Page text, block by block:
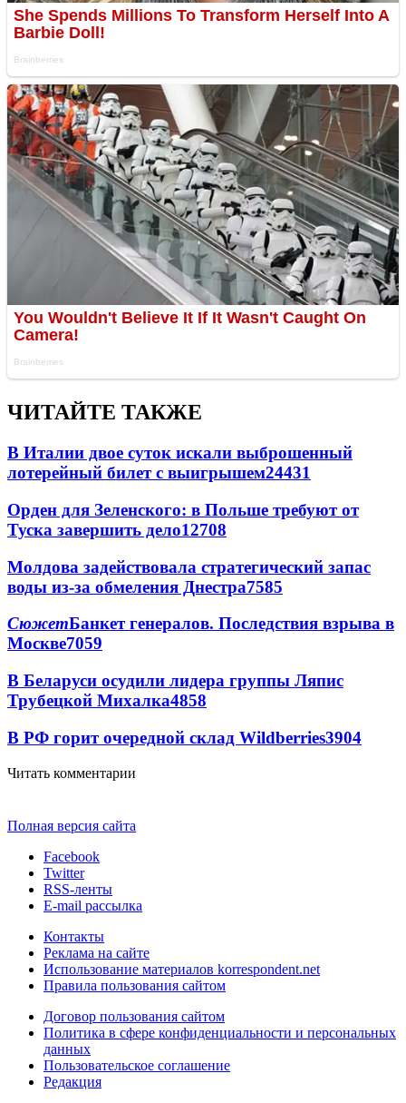
ЧИТАЙТЕ ТАКЖЕ
В Италии двое суток искали выброшенный
лотерейный билет с выигрышем24431
Орден для Зеленского: в Польше требуют от
Туска завершить дело12708
Молдова задействовала стратегический запас
воды из-за обмеления Днестра7585
СюжетБанкет генералов. Последствия взрыва в
Москве7059
В Беларуси осудили лидера группы Ляпис
Трубецкой Михалка4858
В РФ горит очередной склад Wildberries3904
Читать комментарии
Полная версия сайта
Facebook
Twitter
RSS-ленты
E-mail рассылка
Контакты
Реклама на сайте
Использование материалов korrespondent.net
Правила пользования сайтом
Договор пользования сайтом
Политика в сфере конфиденциальности и персональных
данных
Пользовательское соглашение
Редакция